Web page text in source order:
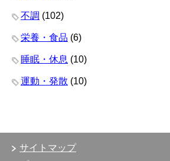
不調 (102)
栄養・食品 (6)
睡眠・休息 (10)
運動・発散 (10)
サイトマップ